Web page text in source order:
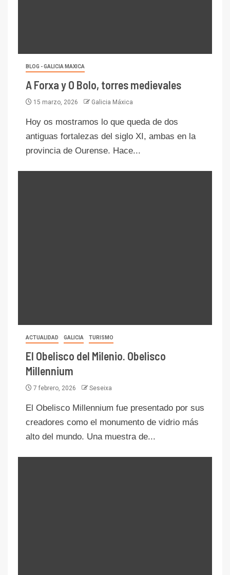
BLOG - GALICIA MAXICA
A Forxa y O Bolo, torres medievales
15 marzo, 2026 Galicia Máxica
Hoy os mostramos lo que queda de dos
antiguas fortalezas del siglo XI, ambas en la
provincia de Ourense. Hace...
ACTUALIDAD GALICIA TURISMO
El Obelisco del Milenio. Obelisco
Millennium
7 febrero, 2026 Seseixa
El Obelisco Millennium fue presentado por sus
creadores como el monumento de vidrio más
alto del mundo. Una muestra de...